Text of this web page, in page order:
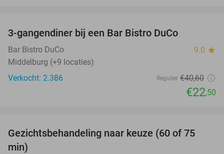
3-gangendiner bij een Bar Bistro DuCo
Bar Bistro DuCo 9.0 star
Middelburg (+9 locaties)
Verkocht: 2.386
Regulier €40,60
€22,50
52%
Gezichtsbehandeling naar keuze (60 of 75
min)